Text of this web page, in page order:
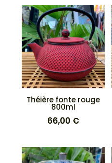
Théière fonte rouge
800ml
66,00 €